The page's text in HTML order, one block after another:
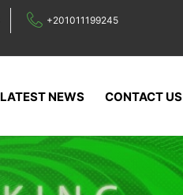
+201011199245
LATEST NEWS CONTACT US